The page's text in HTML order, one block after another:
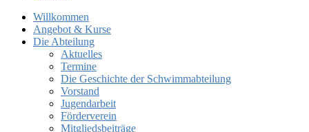
Willkommen
Angebot & Kurse
Die Abteilung
Aktuelles
Termine
Die Geschichte der Schwimmabteilung
Vorstand
Jugendarbeit
Förderverein
Mitgliedsbeiträge